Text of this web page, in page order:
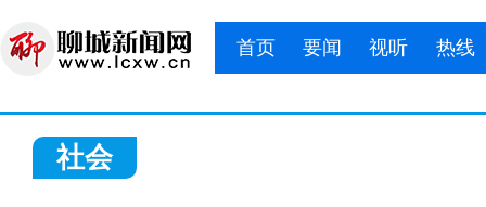
首页 要闻 视听 热线
社会